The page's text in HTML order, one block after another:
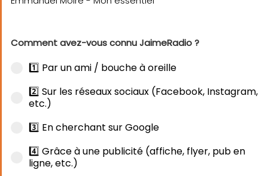
Comment avez-vous connu JaimeRadio ?
1️⃣ Par un ami / bouche à oreille
2️⃣ Sur les réseaux sociaux (Facebook, Instagram,
etc.)
3️⃣ En cherchant sur Google
4️⃣ Grâce à une publicité (affiche, flyer, pub en
ligne, etc.)